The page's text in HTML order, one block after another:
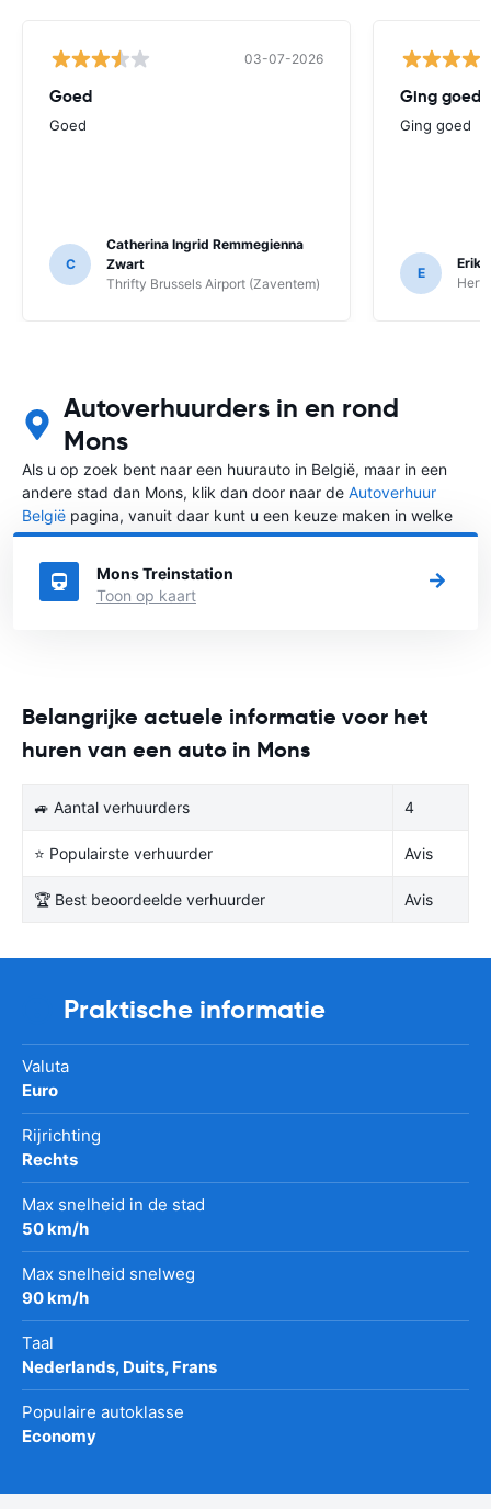
03-07-2026
Goed
Goed
C
Catherina Ingrid Remmegienna
Zwart
Thrifty Brussels Airport (Zaventem)
Ging goed
Ging goed
E
Erik
Autoverhuurders in en rond
Mons
Als u op zoek bent naar een huurauto in België, maar in een
andere stad dan Mons, klik dan door naar de Autoverhuur
België pagina, vanuit daar kunt u een keuze maken in welke
stad in België u een auto huren wilt.
Mons Treinstation
Toon op kaart
Belangrijke actuele informatie voor het
huren van een auto in Mons
🚙 Aantal verhuurders 4
⭐ Populairste verhuurder Avis
🏆 Best beoordeelde verhuurder Avis
Praktische informatie
Valuta
Euro
Rijrichting
Rechts
Max snelheid in de stad
50 km/h
Max snelheid snelweg
90 km/h
Taal
Nederlands, Duits, Frans
Populaire autoklasse
Economy